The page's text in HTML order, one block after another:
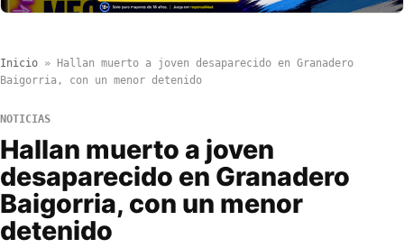
Inicio »
Hallan muerto a joven desaparecido en Granadero
Baigorria, con un menor detenido
NOTICIAS
Hallan muerto a joven
desaparecido en Granadero
Baigorria, con un menor
detenido